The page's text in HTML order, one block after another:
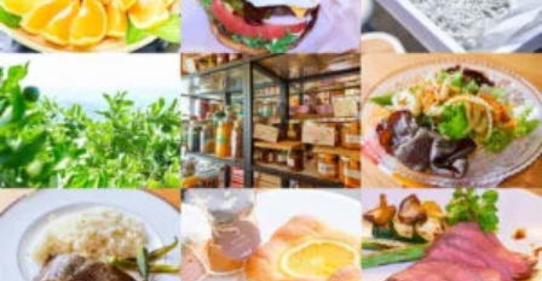
住 2019.06.21
「たなべ未来創造塾」から生まれる、もっとおいし
い田辺。